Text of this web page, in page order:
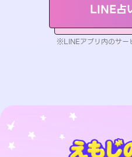
LINE占
※LINEアプリ内のサー